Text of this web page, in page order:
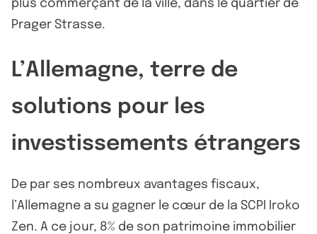
plus commerçant de la ville, dans le quartier de
Prager Strasse.
L’Allemagne, terre de
solutions pour les
investissements étrangers
De par ses nombreux avantages fiscaux,
l’Allemagne a su gagner le cœur de la SCPI Iroko
Zen. A ce jour, 8% de son patrimoine immobilier